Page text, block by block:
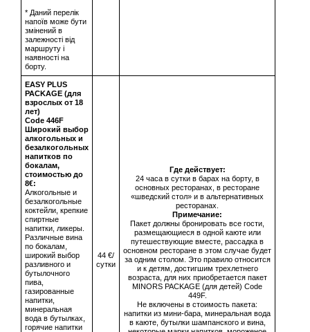
* Даний перелік
напоїв може бути
змінений в
залежності від
маршруту і
наявності на
борту.
EASY PLUS
PACKAGE (для
взрослых от 18
лет)
Сode 446F
Широкий выбор
алкогольных и
безалкогольных
напитков по
бокалам,
стоимостью до
8€:
Алкогольные и
безалкогольные
коктейли, крепкие
спиртные
напитки, ликеры.
Различные вина
по бокалам,
широкий выбор
разливного и
бутылочного
пива,
газированные
напитки,
минеральная
вода в бутылках,
горячие напитки
44 €/
сутки
Где действует:
24 часа в сутки в барах на борту, в
основных ресторанах, в ресторане
«шведский стол» и в альтернативных
ресторанах.
Примечание:
Пакет должны бронировать все гости,
размещающиеся в одной каюте или
путешествующие вместе, рассадка в
основном ресторане в этом случае будет
за одним столом. Это правило относится
и к детям, достигшим трехлетнего
возраста, для них приобретается пакет
MINORS PACKAGE (для детей) Code
449F.
Не включены в стоимость пакета:
напитки из мини-бара, минеральная вода
в каюте, бутылки шампанского и вина,